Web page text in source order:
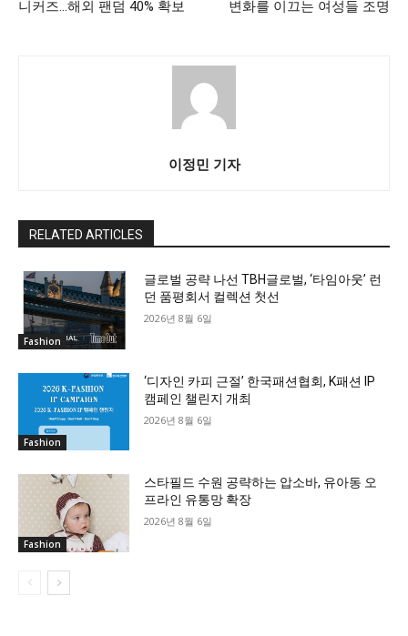
니커즈…해외 팬덤 40% 확보 변화를 이끄는 여성들 조명
이정민 기자
RELATED ARTICLES
Fashion
글로벌 공략 나선 TBH글로벌, ‘타임아웃’ 런
던 품평회서 컬렉션 첫선
2026년 8월 6일
Fashion
‘디자인 카피 근절’ 한국패션협회, K패션 IP
캠페인 챌린지 개최
2026년 8월 6일
Fashion
스타필드 수원 공략하는 압소바, 유아동 오
프라인 유통망 확장
2026년 8월 6일